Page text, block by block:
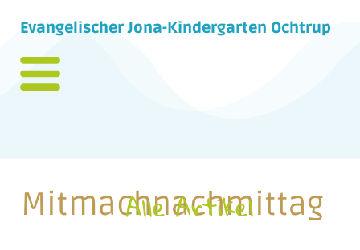
Evangelischer Jona-Kindergarten Ochtrup
Mitmachnachmittag
Alle Artikel